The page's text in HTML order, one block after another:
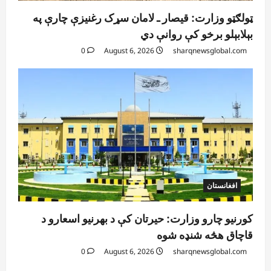
ټولګټو وزارت: قیصار ـ لامان سړک رغنیزې چارې په
بېلابېلو برخو کې روانې دي
sharqnewsglobal.com
0
افغانستان
کورنیو چارو وزارت: حیرتان کې د بهرنیو اسعارو د
قاچاق هڅه شنډه شوه
sharqnewsglobal.com
0